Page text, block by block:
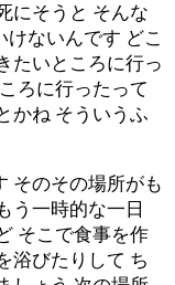
にそうと そんな
けないんです どこ
たいところに行っ
ろに行ったって
かね そういうふ
そのその場所がも
う一時的な一日
そこで食事を作
浴びたりして ち